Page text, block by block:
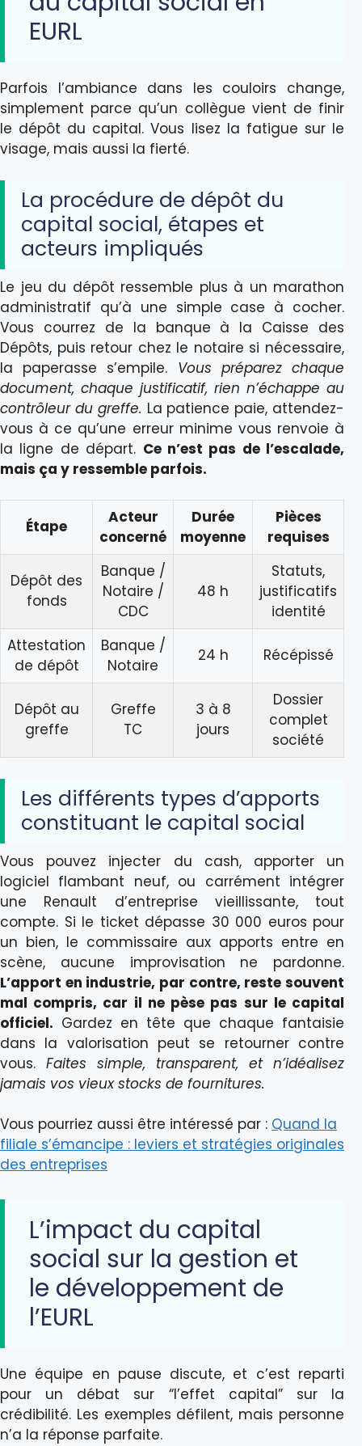
EURL
Parfois l’ambiance dans les couloirs change,
simplement parce qu’un collègue vient de finir
le dépôt du capital. Vous lisez la fatigue sur le
visage, mais aussi la fierté.
La procédure de dépôt du
capital social, étapes et
acteurs impliqués
Le jeu du dépôt ressemble plus à un marathon
administratif qu’à une simple case à cocher.
Vous courrez de la banque à la Caisse des
Dépôts, puis retour chez le notaire si nécessaire,
la paperasse s’empile. Vous préparez chaque
document, chaque justificatif, rien n’échappe au
contrôleur du greffe. La patience paie, attendez-
vous à ce qu’une erreur minime vous renvoie à
la ligne de départ. Ce n’est pas de l’escalade,
mais ça y ressemble parfois.
Étape
Acteur
concerné
Durée
moyenne
Pièces
requises
Dépôt des
fonds
Banque /
Notaire /
CDC
48 h
Statuts,
justificatifs
identité
Attestation
de dépôt
Banque /
Notaire
24 h Récépissé
Dépôt au
greffe
Greffe
TC
3 à 8
jours
Dossier
complet
société
Les différents types d’apports
constituant le capital social
Vous pouvez injecter du cash, apporter un
logiciel flambant neuf, ou carrément intégrer
une Renault d’entreprise vieillissante, tout
compte. Si le ticket dépasse 30 000 euros pour
un bien, le commissaire aux apports entre en
scène, aucune improvisation ne pardonne.
L’apport en industrie, par contre, reste souvent
mal compris, car il ne pèse pas sur le capital
officiel. Gardez en tête que chaque fantaisie
dans la valorisation peut se retourner contre
vous. Faites simple, transparent, et n’idéalisez
jamais vos vieux stocks de fournitures.
Vous pourriez aussi être intéressé par : Quand la
filiale s’émancipe : leviers et stratégies originales
des entreprises
L’impact du capital
social sur la gestion et
le développement de
l’EURL
Une équipe en pause discute, et c’est reparti
pour un débat sur “l’effet capital” sur la
crédibilité. Les exemples défilent, mais personne
n’a la réponse parfaite.